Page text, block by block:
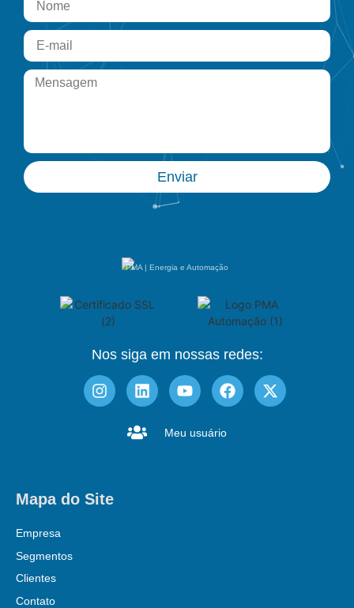
Enviar
PMA | Energia e Automação
Nos siga em nossas redes:
Meu usuário
Mapa do Site
Empresa
Segmentos
Clientes
Contato